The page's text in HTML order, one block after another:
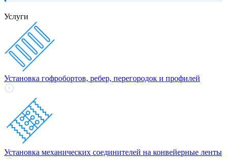
Услуги
Установка гофробортов, ребер, перегородок и профилей
Установка механических соединителей на конвейерные ленты